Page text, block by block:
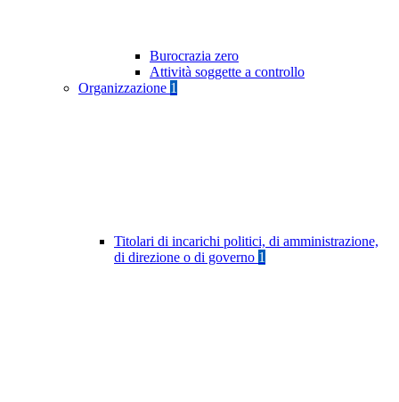
Burocrazia zero
Attività soggette a controllo
Organizzazione 1
Titolari di incarichi politici, di amministrazione,
di direzione o di governo 1